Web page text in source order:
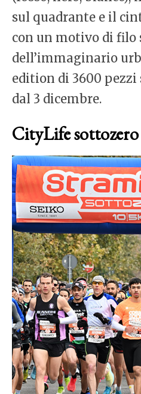
sul quadrante e il
con un motivo di filo
dell’immaginario
edition di 3600
dal 3 dicembre.
CityLife sottozero